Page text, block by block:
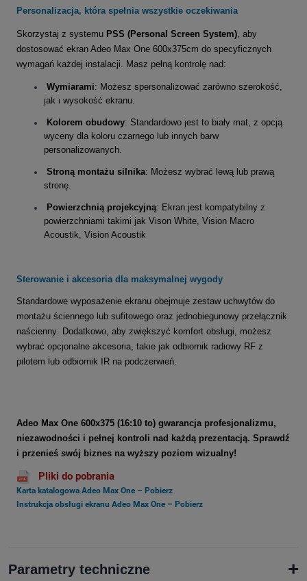
Personalizacja, która spełnia wszystkie oczekiwania
Skorzystaj z systemu PSS (Personal Screen System), aby
dostosować ekran Adeo Max One 600x375cm do specyficznych
wymagań każdej instalacji. Masz pełną kontrolę nad:
Wymiarami: Możesz spersonalizować zarówno szerokość,
jak i wysokość ekranu.
Kolorem obudowy: Standardowo jest to biały mat, z opcją
wyceny dla koloru czarnego lub innych barw
personalizowanych.
Stroną montażu silnika: Możesz wybrać lewą lub prawą
stronę.
Powierzchnią projekcyjną: Ekran jest kompatybilny z
powierzchniami takimi jak Vison White, Vision Macro
Acoustik, Vision Acoustik
Sterowanie i akcesoria dla maksymalnej wygody
Standardowe wyposażenie ekranu obejmuje zestaw uchwytów do
montażu ściennego lub sufitowego oraz jednobiegunowy przełącznik
naścienny. Dodatkowo, aby zwiększyć komfort obsługi, możesz
wybrać opcjonalne akcesoria, takie jak odbiornik radiowy RF z
pilotem lub odbiornik IR na podczerwień.
Adeo Max One 600x375 (16:10 to) gwarancja profesjonalizmu,
niezawodności i pełnej kontroli nad każdą prezentacją. Sprawdź
i przenieś swój biznes na wyższy poziom wizualny!
Pliki do pobrania
Karta katalogowa Adeo Max One – Pobierz
Instrukcja obsługi ekranu Adeo Max One – Pobierz
Parametry techniczne +